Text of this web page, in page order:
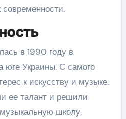
современности.
в 1990 году в
юге Украины. С самого
к искусству и музыке.
ее талант и решили
школу.